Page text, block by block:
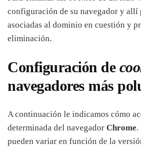
configuración de su navegador y allí
asociadas al dominio en cuestión y
eliminación.
Configuración de
navegadores más
A continuación le indicamos cómo
determinada del navegador Chrome.
pueden variar en función de la